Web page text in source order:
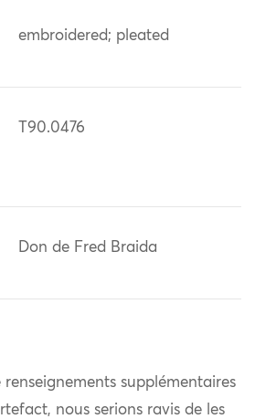
embroidered; pleated
T90.0476
Don de Fred Braida
renseignements supplémentaires
nous serions ravis de les